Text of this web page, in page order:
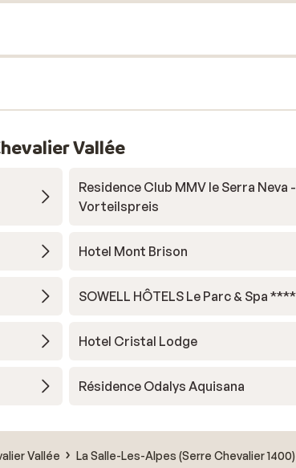
Vallée
Residence Club MMV le Serra Neva -
Vorteilspreis
Hotel Mont Brison
SOWELL HÔTELS Le Parc & Spa ****
Hotel Cristal Lodge
Résidence Odalys Aquisana
Vallée La Salle-Les-Alpes (Serre Chevalier 1400)